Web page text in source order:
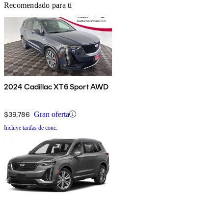
Recomendado para ti
2024 Cadillac XT6 Sport AWD
$39,786 Gran oferta
Incluye tarifas de conc.